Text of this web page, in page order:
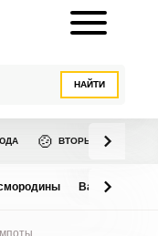
НАЙТИ
🍲 ВТОРЫЕ БЛЮДА
Варенье из